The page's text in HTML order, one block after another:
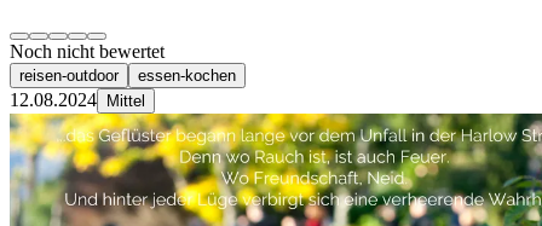
Noch nicht bewertet
reisen-outdoor essen-kochen
12.08.2024 Mittel